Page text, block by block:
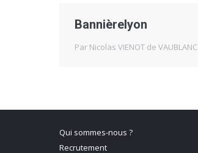
Bannièrelyon
Par Nicolas VIENOT de VAUBLANC
Qui sommes-nous ?
Recrutement